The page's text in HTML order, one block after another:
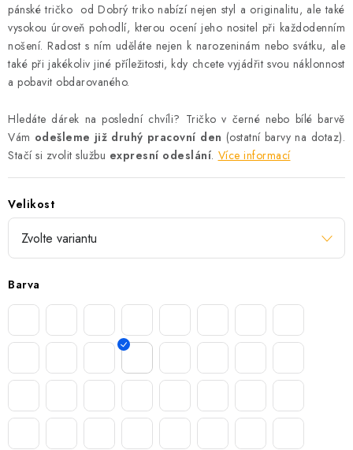
pánské tričko od Dobrý triko nabízí nejen styl a originalitu, ale také
vysokou úroveň pohodlí, kterou ocení jeho nositel při každodenním
nošení. Radost s ním uděláte nejen k narozeninám nebo svátku, ale
také při jakékoliv jiné příležitosti, kdy chcete vyjádřit svou náklonnost
a pobavit obdarovaného.
Hledáte dárek na poslední chvíli? Tričko v černé nebo bílé barvě
Vám odešleme již druhý pracovní den (ostatní barvy na dotaz).
Stačí si zvolit službu expresní odeslání. Více informací
Velikost
Barva